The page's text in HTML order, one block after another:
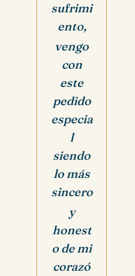
sufrimi
ento,
vengo
con
este
pedido
especia
l
siendo
lo más
sincero
y
honest
o de mi
corazó